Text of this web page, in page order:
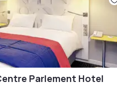
Parlement Hotel